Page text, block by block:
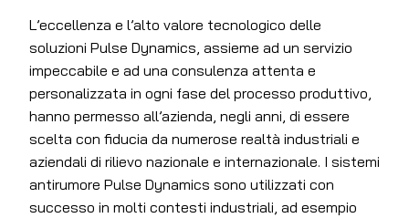
L’eccellenza e l’alto valore tecnologico delle
soluzioni Pulse Dynamics, assieme ad un servizio
impeccabile e ad una consulenza attenta e
personalizzata in ogni fase del processo produttivo,
hanno permesso all’azienda, negli anni, di essere
scelta con fiducia da numerose realtà industriali e
aziendali di rilievo nazionale e internazionale. I sistemi
antirumore Pulse Dynamics sono utilizzati con
successo in molti contesti industriali, ad esempio